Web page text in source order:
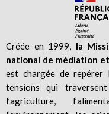
Créée en 1999,
la
national de médiation
est chargée de repérer
tensions qui
l’agriculture,